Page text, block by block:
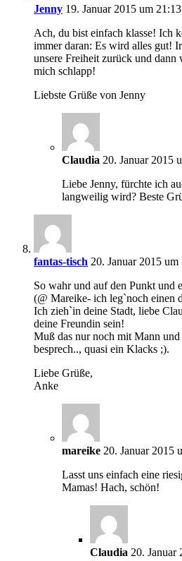
Jenny 19. Januar 2015 um
Ach, du bist einfach klasse! Ich
immer daran: Es wird alles gut!
unsere Freiheit zurück und
mich schlapp!
Liebste Grüße von Jenny
Claudia 20. Januar 2015
Liebe Jenny, fürchte ich
langweilig wird? Beste
fantas-tisch 20. Januar 2015
So wahr und auf den Punkt und
(@ Mareike- ich leg`noch einen
Ich zieh`in deine Stadt, liebe
deine Freundin sein!
Muß das nur noch mit Mann
besprech.., quasi ein Klacks ;).
Liebe Grüße,
Anke
mareike 20. Januar 2015
Lasst uns einfach eine
Mamas! Hach, schön!
Claudia 20. Januar